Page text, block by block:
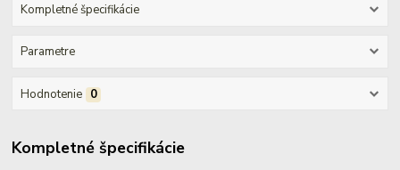
Kompletné špecifikácie
Parametre
Hodnotenie 0
Kompletné špecifikácie